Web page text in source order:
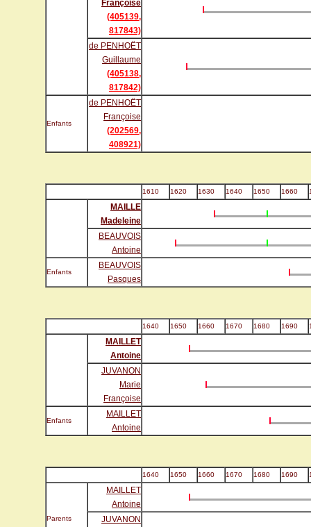
Françoise
(405139,
817843)
de PENHOËT
Guillaume
(405138,
817842)
Enfants
de PENHOËT
Françoise
(202569,
408921)
1610 1620 1630 1640 1650 1660
MAILLE
Madeleine
BEAUVOIS
Antoine
Enfants
BEAUVOIS
Pasques
1640 1650 1660 1670 1680 1690
MAILLET
Antoine
JUVANON
Marie
Françoise
Enfants
MAILLET
Antoine
1640 1650 1660 1670 1680 1690
Parents
MAILLET
Antoine
JUVANON